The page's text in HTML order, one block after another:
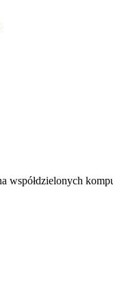
współdzielonych